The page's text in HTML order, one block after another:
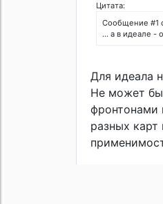
Цитата:
Сообщение #1
... а в идеале -
Для идеала
Не может
фронтонами
разных